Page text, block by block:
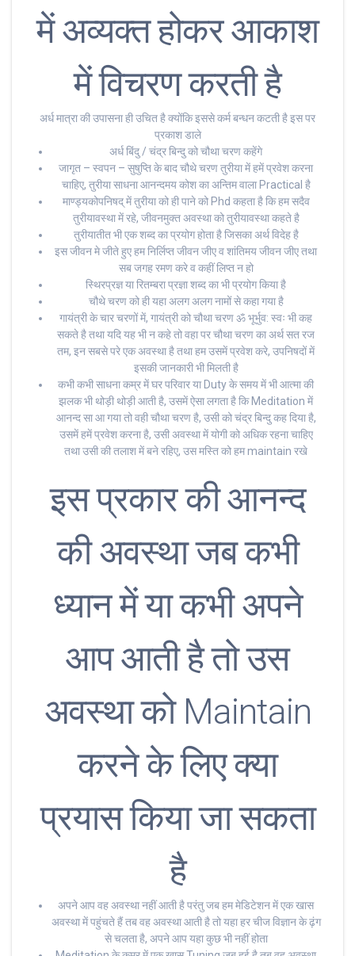
में अव्यक्त होकर आकाश
में विचरण करती है
अर्ध मात्रा की उपासना ही उचित है क्योंकि इससे कर्म बन्धन कटती है इस पर
प्रकाश डाले
अर्ध बिंदु / चंद्र बिन्दु को चौथा चरण कहेंगे
जागृत – स्वपन – सुषुप्ति के बाद चौथे चरण तुरीया में हमें प्रवेश करना
चाहिए, तुरीया साधना आनन्दमय कोश का अन्तिम वाला Practical है
माण्ड्यकोपनिषद् में तुरीया को ही पाने को Phd कहता है कि हम सदैव
तुरीयावस्था में रहे, जीवनमुक्त अवस्था को तुरीयावस्था कहते है
तुरीयातीत भी एक शब्द का प्रयोग होता है जिसका अर्थ विदेह है
इस जीवन मे जीते हुए हम निर्लिप्त जीवन जीए व शांतिमय जीवन जीए तथा
सब जगह रमण करे व कहीं लिप्त न हो
स्थिरप्रज्ञ या रितम्बरा प्रज्ञा शब्द का भी प्रयोग किया है
चौथे चरण को ही यहा अलग अलग नामों से कहा गया है
गायंत्री के चार चरणों में, गायंत्री को चौथा चरण ॐ भूर्भुव: स्वः भी कह
सकते है तथा यदि यह भी न कहे तो वहा पर चौथा चरण का अर्थ सत रज
तम, इन सबसे परे एक अवस्था है तथा हम उसमें प्रवेश करे, उपनिषदों में
इसकी जानकारी भी मिलती है
कभी कभी साधना कम्र में घर परिवार या Duty के समय में भी आत्मा की
झलक भी थोड़ी थोड़ी आती है, उसमें ऐसा लगता है कि Meditation में
आनन्द सा आ गया तो वही चौथा चरण है, उसी को चंद्र बिन्दु कह दिया है,
उसमें हमें प्रवेश करना है, उसी अवस्था में योगी को अधिक रहना चाहिए
तथा उसी की तलाश में बने रहिए, उस मस्ति को हम maintain रखे
इस प्रकार की आनन्द
की अवस्था जब कभी
ध्यान में या कभी अपने
आप आती है तो उस
अवस्था को Maintain
करने के लिए क्या
प्रयास किया जा सकता
है
अपने आप वह अवस्था नहीं आती है परंतु जब हम मेडिटेशन में एक खास
अवस्था में पहुंचते हैं तब वह अवस्था आती है तो यहा हर चीज विज्ञान के ढ़ंग
से चलता है, अपने आप यहा कुछ भी नहीं होता